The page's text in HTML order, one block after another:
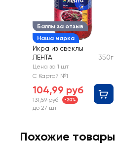
Баллы за отзыв
Наша марка
Икра из свеклы
ЛЕНТА
350г
Цена за 1 шт
С Картой №1
104,99 руб
131,59 руб -20%
до 27 шт
Похожие товары